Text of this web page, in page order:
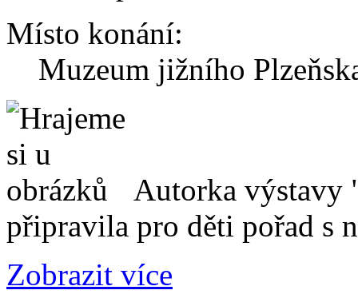
Místo konání:
Muzeum jižního
Autorka výstavy
připravila pro děti pořad s
Zobrazit více